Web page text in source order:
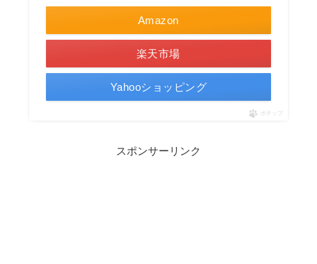
Amazon
楽天市場
Yahooショッピング
ポチップ
スポンサーリンク